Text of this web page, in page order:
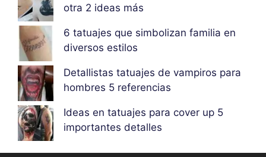
otra 2 ideas más
6 tatuajes que simbolizan familia en
diversos estilos
Detallistas tatuajes de vampiros para
hombres 5 referencias
Ideas en tatuajes para cover up 5
importantes detalles